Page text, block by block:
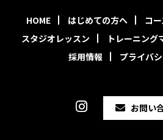
HOME はじめての方へ コ
スタジオレッスン
トレーニング
採用情報
プライバ
お問い